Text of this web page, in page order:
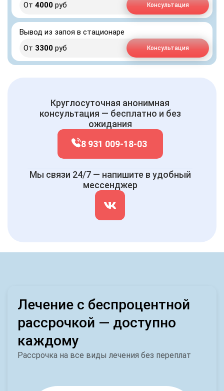
От 4000 руб Консультация
Вывод из запоя в стационаре
От 3300 руб Консультация
Круглосуточная анонимная
консультация — бесплатно и без
ожидания
8 931 009-18-03
Мы связи 24/7 — напишите в удобный
мессенджер
Лечение с беспроцентной
рассрочкой — доступно
каждому
Рассрочка на все виды лечения без переплат